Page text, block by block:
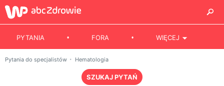
PYTANIA FORA WIĘCEJ
Pytania do specjalistów Hematologia
SZUKAJ PYTAŃ